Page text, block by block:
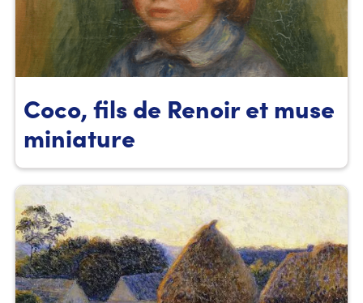
Coco, fils de Renoir et muse
miniature